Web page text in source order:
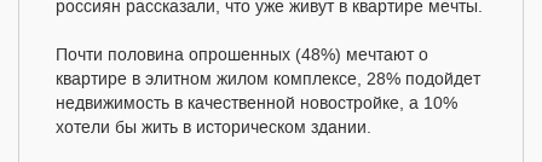
россиян рассказали, что уже живут в квартире мечты.
Почти половина опрошенных (48%) мечтают о
квартире в элитном жилом комплексе, 28% подойдет
недвижимость в качественной новостройке, а 10%
хотели бы жить в историческом здании.